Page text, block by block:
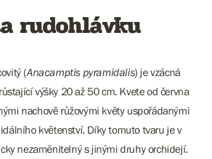
rudohlávku
(Anacamptis pyramidalis) je vzácná
výšky 20 až 50 cm. Kvete od června
nachově růžovými květy uspořádanými
květenství. Díky tomuto tvaru je v
nezaměnitelný s jinými druhy orchidejí.